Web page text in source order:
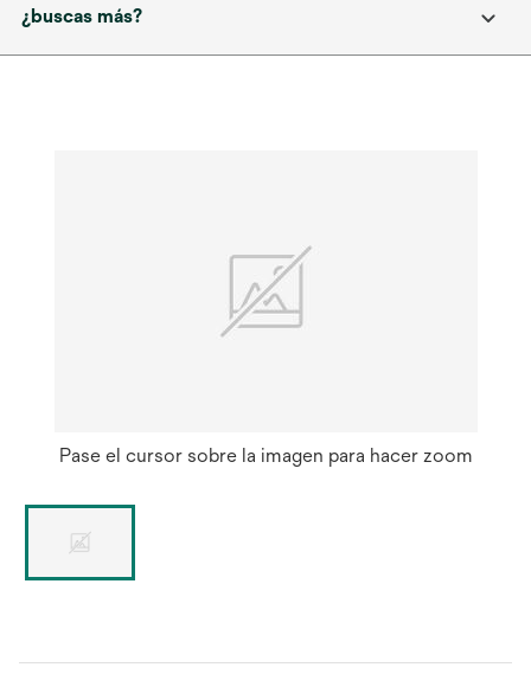
¿buscas más?
Pase el cursor sobre la imagen para hacer zoom